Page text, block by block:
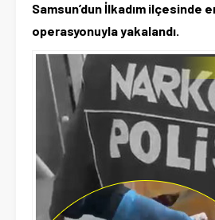
Samsun’dun İlkadım
operasyonuyla yakalandı.